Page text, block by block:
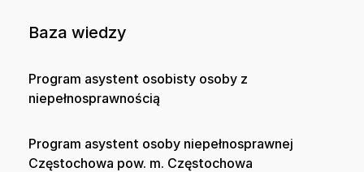
Baza wiedzy
Program asystent osobisty osoby z
niepełnosprawnością
Program asystent osoby niepełnosprawnej
Częstochowa pow. m. Częstochowa